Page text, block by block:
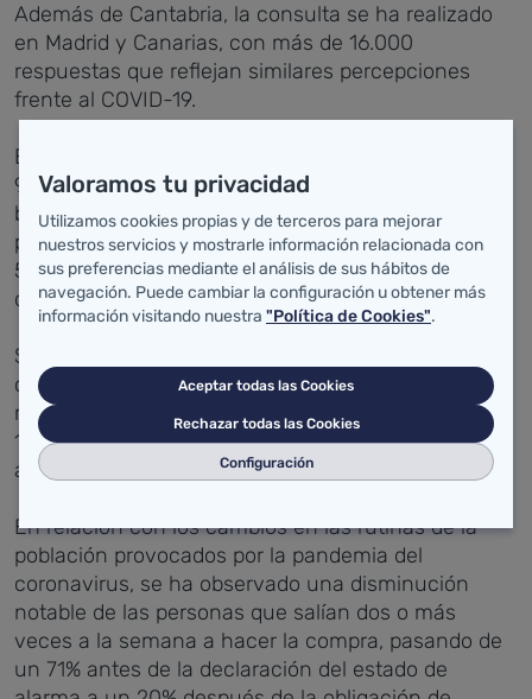
Además de Cantabria, la consulta se ha realizado
en Madrid y Canarias, con más de 16.000
respuestas que reflejan similares percepciones
frente al COVID-19.
Entre los resultados del estudio se extrae que el
90% de los cántabros consultados ha destacado el
buen cumplimiento de las normas y medidas
propuestas por el Gobierno de España, aunque el
56% las considera insuficientes y el 5% ha opinado
que han sido excesivas.
Sobre las medidas preventivas, el 77% de los
cántabros consultados ha asegurado llevar
mascarilla cuando sale de su domicilio, frente al
15% que ha declarado no utilizar ningún tipo de
accesorio de protección.
En relación con los cambios en las rutinas de la
población provocados por la pandemia del
coronavirus, se ha observado una disminución
notable de las personas que salían dos o más
veces a la semana a hacer la compra, pasando de
un 71% antes de la declaración del estado de
Valoramos tu privacidad
Utilizamos cookies propias y de terceros para mejorar
nuestros servicios y mostrarle información relacionada con
sus preferencias mediante el análisis de sus hábitos de
navegación. Puede cambiar la configuración u obtener más
información visitando nuestra "Política de Cookies".
Aceptar todas las Cookies
Rechazar todas las Cookies
Configuración